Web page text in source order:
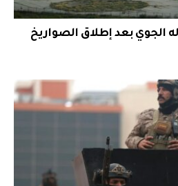
الجوي بعد إطلاق الصواريخ